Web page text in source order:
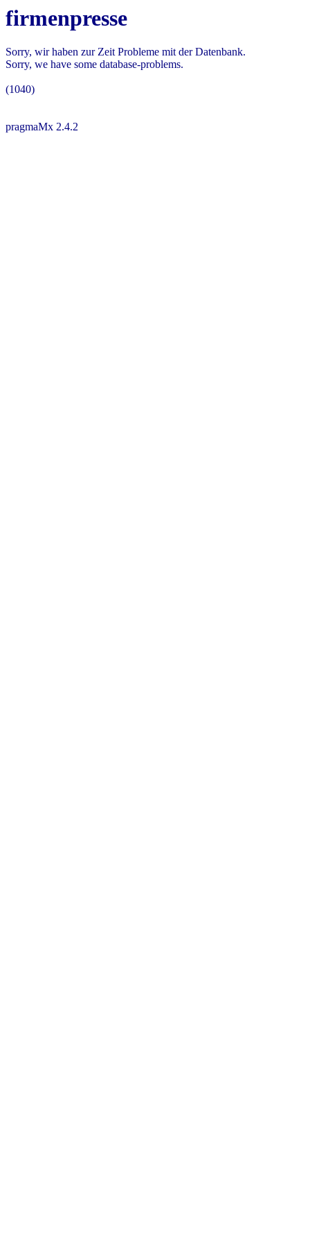
firmenpresse
Sorry, wir haben zur Zeit Probleme mit der Datenbank.
Sorry, we have some database-problems.
(1040)
pragmaMx 2.4.2